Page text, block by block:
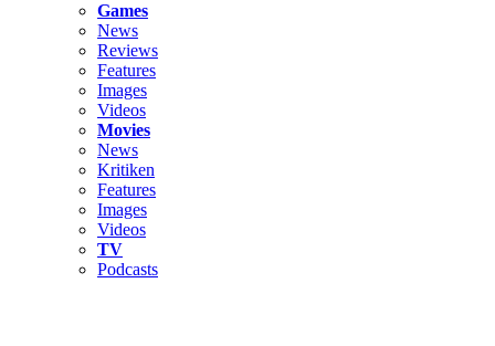
Games
News
Reviews
Features
Images
Videos
Movies
News
Kritiken
Features
Images
Videos
TV
Podcasts